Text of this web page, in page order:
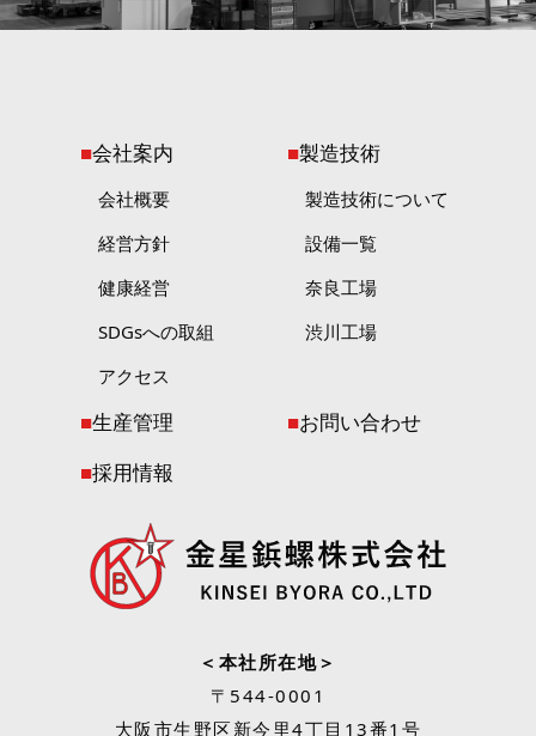
会社案内
会社概要
経営方針
健康経営
SDGsへの取組
アクセス
製造技術
製造技術について
設備一覧
奈良工場
渋川工場
生産管理
採用情報
お問い合わせ
＜本社所在地＞
〒544-0001
大阪市生野区新今里4丁目13番1号